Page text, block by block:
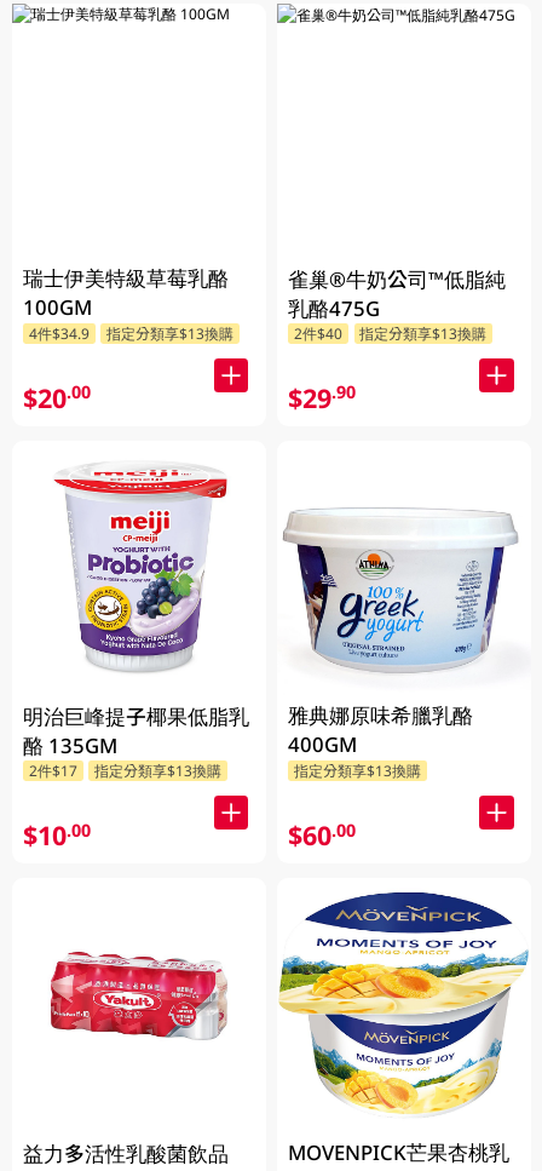
瑞士伊美特級草莓乳酪
100GM
4件$34.9 指定分類享$13換購
$20.00
明治巨峰提子椰果低脂乳
酪 135GM
2件$17 指定分類享$13換購
$10.00
益力多活性乳酸菌飲品
雀巢®牛奶公司™低脂純
乳酪475G
2件$40 指定分類享$13換購
$29.90
雅典娜原味希臘乳酪
400GM
指定分類享$13換購
$60.00
MOVENPICK芒果杏桃乳